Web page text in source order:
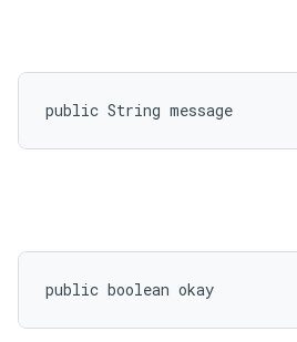
public String message
public boolean okay